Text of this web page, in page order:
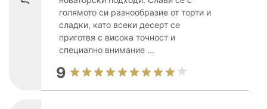
голямото си разнообразие от торти и
сладки, като всеки десерт се
приготвя с висока точност и
специално внимание ...
9